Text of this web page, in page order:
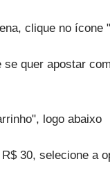
clique no ícone
quer apostar
logo abaixo
30, selecione a